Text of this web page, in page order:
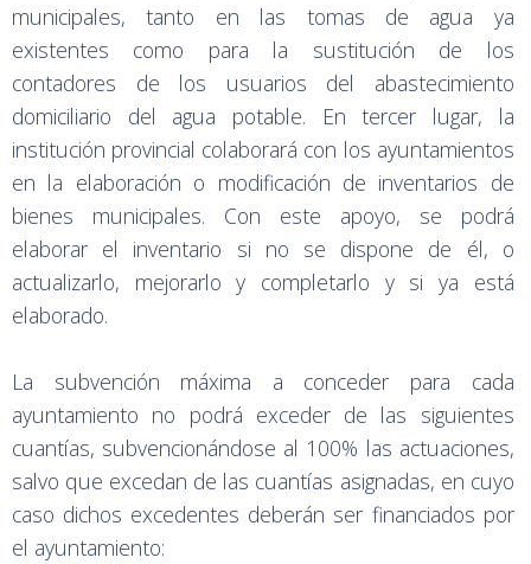
municipales, tanto en las tomas de agua ya
existentes como para la sustitución de los
contadores de los usuarios del abastecimiento
domiciliario del agua potable. En tercer lugar, la
institución provincial colaborará con los ayuntamientos
en la elaboración o modificación de inventarios de
bienes municipales. Con este apoyo, se podrá
elaborar el inventario si no se dispone de él, o
actualizarlo, mejorarlo y completarlo y si ya está
elaborado.
La subvención máxima a conceder para cada
ayuntamiento no podrá exceder de las siguientes
cuantías, subvencionándose al 100% las actuaciones,
salvo que excedan de las cuantías asignadas, en cuyo
caso dichos excedentes deberán ser financiados por
el ayuntamiento: